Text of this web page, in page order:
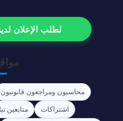
لطلب الإعلان
محاسبون ومراجعون قانونيون
اشتراكات
متابعين